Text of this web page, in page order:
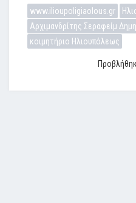
www.ilioupoligiaolous.gr
Αρχιμανδρίτης Σεραφείμ
κοιμητήριο Ηλιουπόλεως